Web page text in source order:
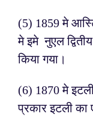
(5) 1859 मे
मे इमे नुएल
किया गया।
(6) 1870 मे
प्रकार इटली